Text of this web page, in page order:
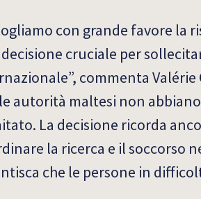
con grande favore la
cruciale per
commenta
autorità maltesi non
La decisione ricorda
la ricerca e il soccorso
che le persone in